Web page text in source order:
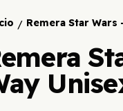
/ Remera Star